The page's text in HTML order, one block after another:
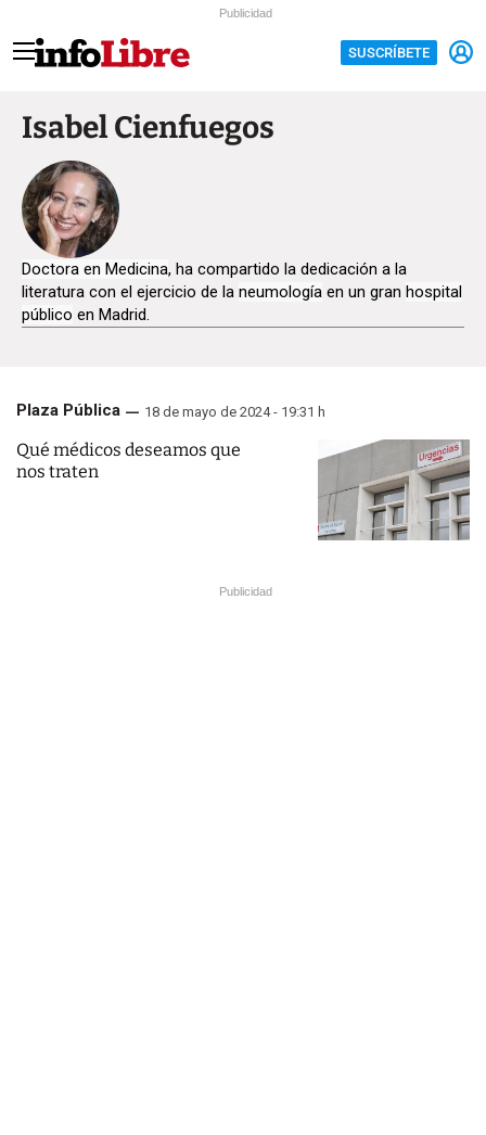
Publicidad
SUSCRÍBETE
Isabel Cienfuegos
Doctora en Medicina, ha compartido la dedicación a la
literatura con el ejercicio de la neumología en un gran hospital
público en Madrid.
Plaza Pública 18 de mayo de 2024 - 19:31 h
Qué médicos deseamos que
nos traten
Publicidad